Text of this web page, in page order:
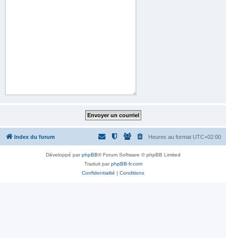
Index du forum Heures au format UTC+02:00
Développé parphpBB® Forum Software © phpBB Limited
Traduit parphpBB-fr.com
Confidentialité | Conditions